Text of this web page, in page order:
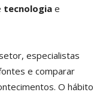
tecnologia e
especialistas
e comparar
O hábito